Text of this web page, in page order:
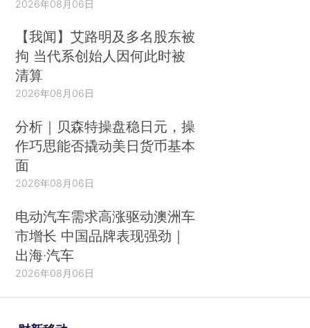
2026年08月06日
【我闻】艾路明及多名股东被
拘 当代系创始人因何此时被
清算
2026年08月06日
分析｜贝森特操盘稳日元，操
作巧思能否撬动美日货币基本
面
2026年08月06日
电动汽车需求高涨驱动澳洲车
市增长 中国品牌表现强劲｜
出海·汽车
2026年08月06日